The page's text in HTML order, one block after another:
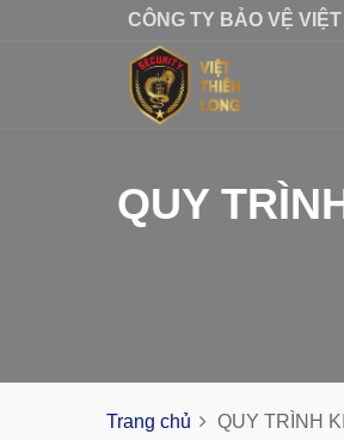
CÔNG TY BẢO VỆ
QUY
Trang chủ QUY TRÌNH